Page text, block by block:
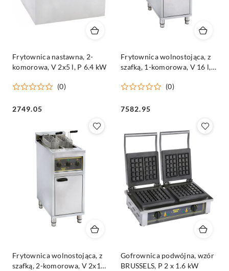
Frytownica nastawna, 2-
komorowa, V 2x5 l, P 6.4 kW
(0)
Cena:
2749.05
Frytownica wolnostojąca, z
szafką, 1-komorowa, V 16 l,
(0)
Cena:
7582.95
Frytownica wolnostojąca, z
szafką, 2-komorowa, V 2x10
Gofrownica podwójna, wzór
BRUSSELS, P 2 x 1.6 kW